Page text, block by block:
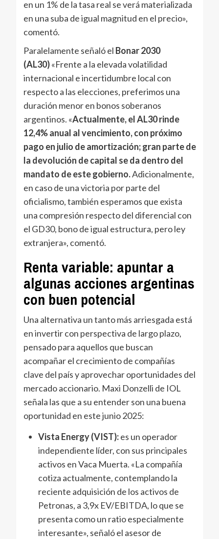
en un 1% de la tasa real se verá materializada
en una suba de igual magnitud en el precio»,
comentó.
Paralelamente señaló el Bonar 2030
(AL30)«Frente a la elevada volatilidad
internacional e incertidumbre local con
respecto a las elecciones, preferimos una
duración menor en bonos soberanos
argentinos. «Actualmente, el AL30 rinde
12,4% anual al vencimiento, con próximo
pago en julio de amortización; gran parte de
la devolución de capital se da dentro del
mandato de este gobierno.Adicionalmente,
en caso de una victoria por parte del
oficialismo, también esperamos que exista
una compresión respecto del diferencial con
el GD30, bono de igual estructura, pero ley
extranjera», comentó.
Renta variable: apuntar a
algunas acciones argentinas
con buen potencial
Una alternativa un tanto más arriesgada está
en invertir con perspectiva de largo plazo,
pensado para aquellos que buscan
acompañar el crecimiento de compañías
clave del país y aprovechar oportunidades del
mercado accionario. Maxi Donzelli de IOL
señala las que a su entender son una buena
oportunidad en este junio 2025:
Vista Energy (VIST): ​es un operador
independiente líder, con sus principales
activos en Vaca Muerta. «La compañía
cotiza actualmente, contemplando la
reciente adquisición de los activos de
Petronas, a 3,9x EV/EBITDA, lo que se
presenta como un ratio especialmente
interesante», señaló el asesor de